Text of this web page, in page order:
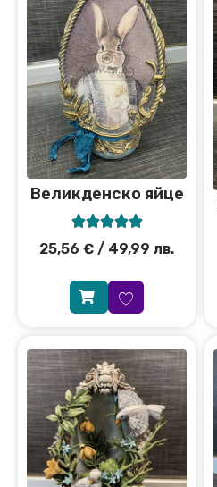
Великденско яйце

25,56 € / 49,99 лв.